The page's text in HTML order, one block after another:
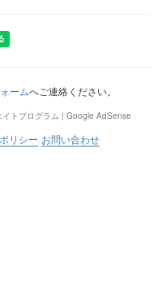
ームへご連絡ください。
トプログラム | Google AdSense
リシー お問い合わせ